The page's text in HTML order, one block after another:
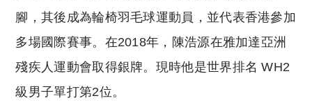
腳，其後成為輪椅羽毛球運動員，並代表香港參加
多場國際賽事。在2018年，陳浩源在雅加達亞洲
殘疾人運動會取得銀牌。現時他是世界排名 WH2
級男子單打第2位。